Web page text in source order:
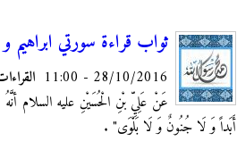
ثواب قراءة سورتي ابراهيم
28/10/2016 - 11:00
عَنْ عَلِيِّ بْنِ الْحُسَيْنِ عليه السلام
أَبَداً وَ لَا جُنُونٌ وَ لَا بَلْوَى‏" .